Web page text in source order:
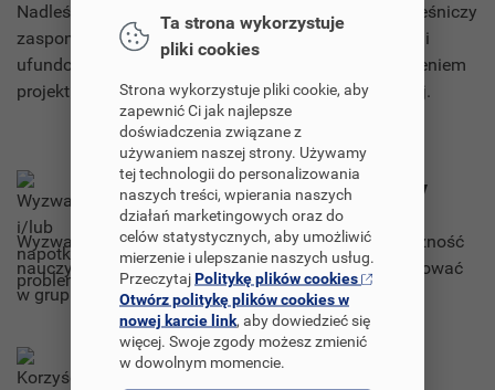
Nadleśnictwo objęło patronatem nasz projekt - Nadleśniczy
zasponsorował nagrody w konkursie przyrodniczym i
ufundował wycieczkę do Leśnictwa Mycin. Uwieńczeniem
projektu było zorganizowanie wystawy przyrodniczej.
Wyzwania i/lub napotkane problemy
Wyzwaniem było zainteresowanie projektem społeczność
nauczycielską i uczniowską. Nauczyć się współpracować
w grupie projektowej.
Korzyści dla uczniów
Ta strona wykorzystuje
pliki cookies
Strona wykorzystuje pliki cookie, aby
zapewnić Ci jak najlepsze
doświadczenia związane z
używaniem naszej strony. Używamy
tej technologii do personalizowania
naszych treści, wpierania naszych
działań marketingowych oraz do
celów statystycznych, aby umożliwić
mierzenie i ulepszanie naszych usług.
PrzeczytajPolitykę plików cookies
Otwórz politykę plików cookies w
nowej karcie link, aby dowiedzieć się
więcej. Swoje zgody możesz zmienić
w dowolnym momencie.